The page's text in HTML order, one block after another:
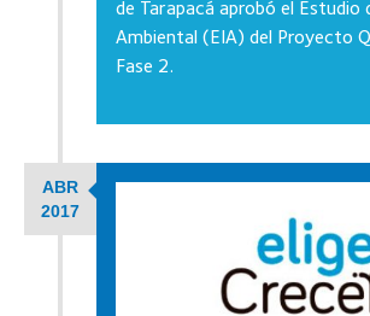
de Tarapacá aprobó el Estudio
Ambiental (EIA) del Proyecto
Fase 2.
ABR
2017